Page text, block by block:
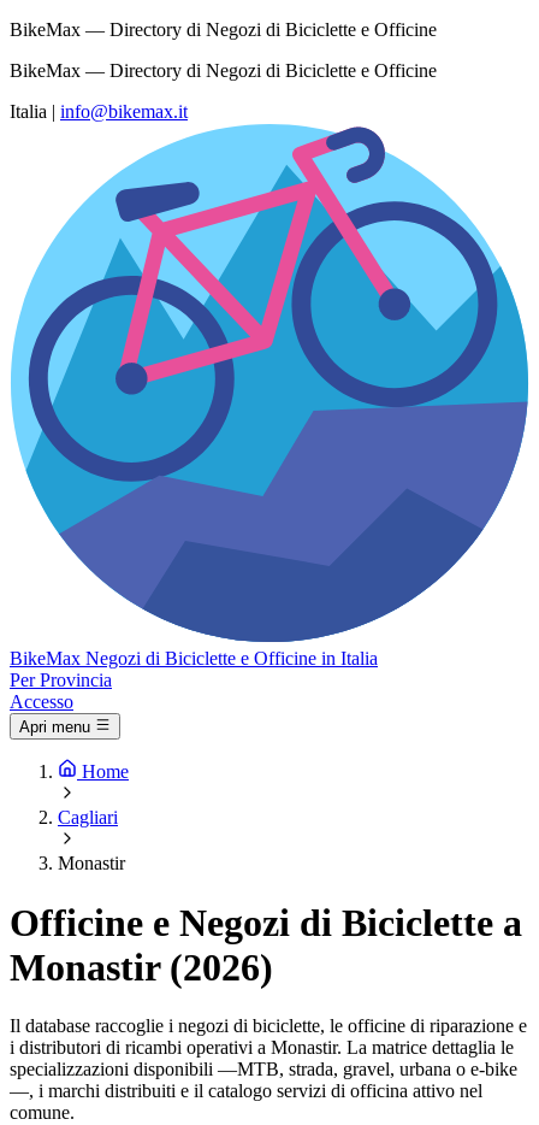
BikeMax — Directory di Negozi di Biciclette e Officine
BikeMax — Directory di Negozi di Biciclette e Officine
Italia | info@bikemax.it
BikeMax Negozi di Biciclette e Officine in Italia
Per Provincia
Accesso
Apri menu
Home
Cagliari
Monastir
Officine e Negozi di Biciclette a
Monastir (2026)
Il database raccoglie i negozi di biciclette, le officine di riparazione e
i distributori di ricambi operativi a Monastir. La matrice dettaglia le
specializzazioni disponibili —MTB, strada, gravel, urbana o e-bike
—, i marchi distribuiti e il catalogo servizi di officina attivo nel
comune.